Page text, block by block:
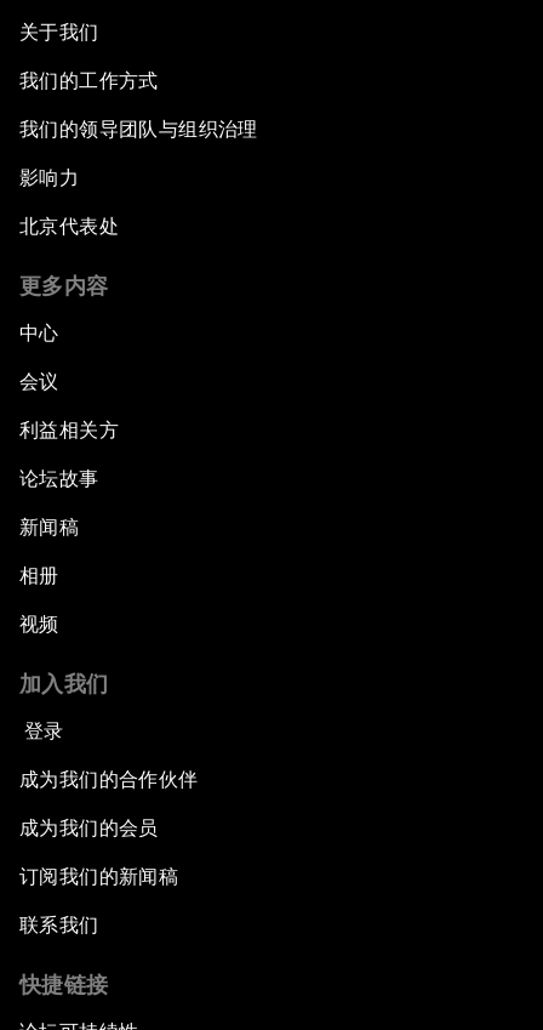
关于我们
我们的工作方式
我们的领导团队与组织治理
影响力
北京代表处
更多内容
中心
会议
利益相关方
论坛故事
新闻稿
相册
视频
加入我们
登录
成为我们的合作伙伴
成为我们的会员
订阅我们的新闻稿
联系我们
快捷链接